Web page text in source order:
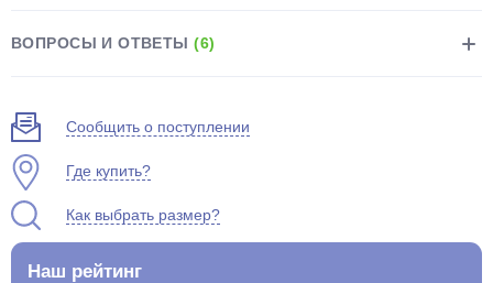
ВОПРОСЫ И ОТВЕТЫ(6)
Сообщить о поступлении
Где купить?
Как выбрать размер?
Наш рейтинг